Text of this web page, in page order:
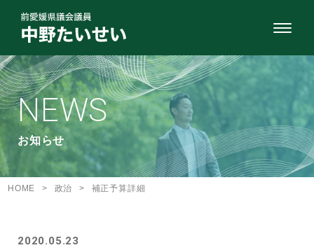
NEWS
お知らせ
HOME > 政治 > 補正予算詳細
2020.05.23